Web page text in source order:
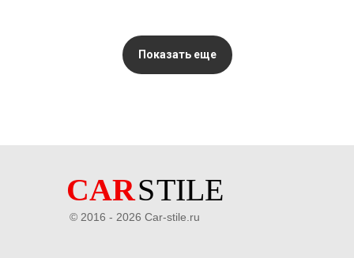
Показать еще
© 2016 - 2026 Car-stile.ru